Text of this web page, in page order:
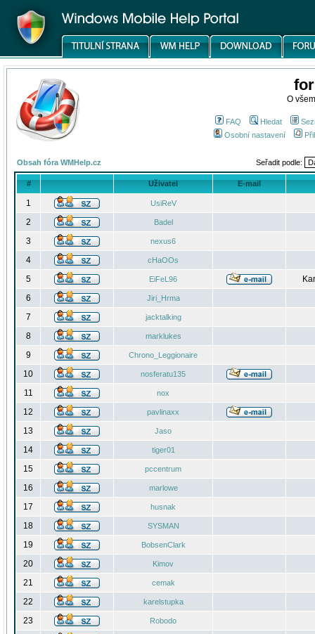
O
FAQ Hledat
Osobní nastavení
Obsah fóra WMHelp.cz Seřadit podle:
# Uživatel E-mail
1 UsiReV
2 Badel
3 nexus6
4 cHaOOs
5 EiFeL96
6
Jiri_Hrma
7 jacktalking
8 marklukes
9 Chrono_Leggionaire
10 nosferatu135
11 nox
12 pavlinaxx
13 Jaso
14 tiger01
15 pccentrum
16 marlowe
17 husnak
18 SYSMAN
19 BobsenClark
20 Kimov
21 cemak
22 karelstupka
23 Robodo